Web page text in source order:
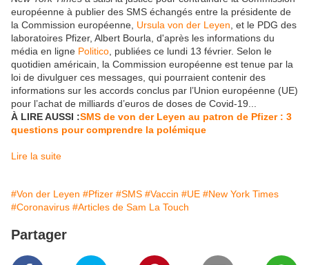
européenne à publier des SMS échangés entre la présidente de
la Commission européenne, Ursula von der Leyen , et le PDG des
laboratoires Pfizer, Albert Bourla, d'après les informations du
média en ligne Politico , publiées ce lundi 13 février. Selon le
quotidien américain, la Commission européenne est tenue par la
loi de divulguer ces messages, qui pourraient contenir des
informations sur les accords conclus par l’Union européenne (UE)
pour l’achat de milliards d’euros de doses de Covid-19...
À LIRE AUSSI :SMS de von der Leyen au patron de Pfizer : 3
questions pour comprendre la polémique
Lire la suite
#Von der Leyen #Pfizer #SMS #Vaccin #UE #New York Times
#Coronavirus #Articles de Sam La Touch
Partager